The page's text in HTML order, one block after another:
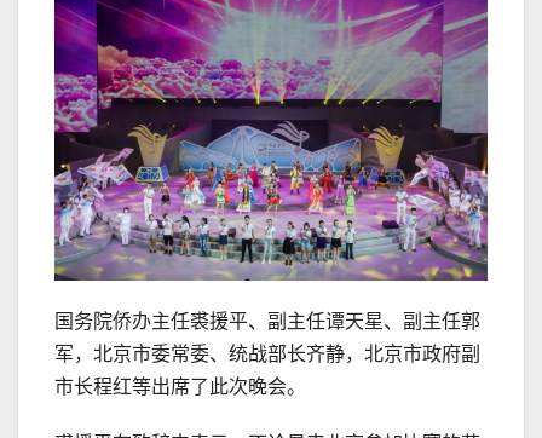
国务院侨办主任裘援平、副主任谭天星、副主任郭
军，北京市委常委、统战部长齐静，北京市政府副
市长程红等出席了此次晚会。